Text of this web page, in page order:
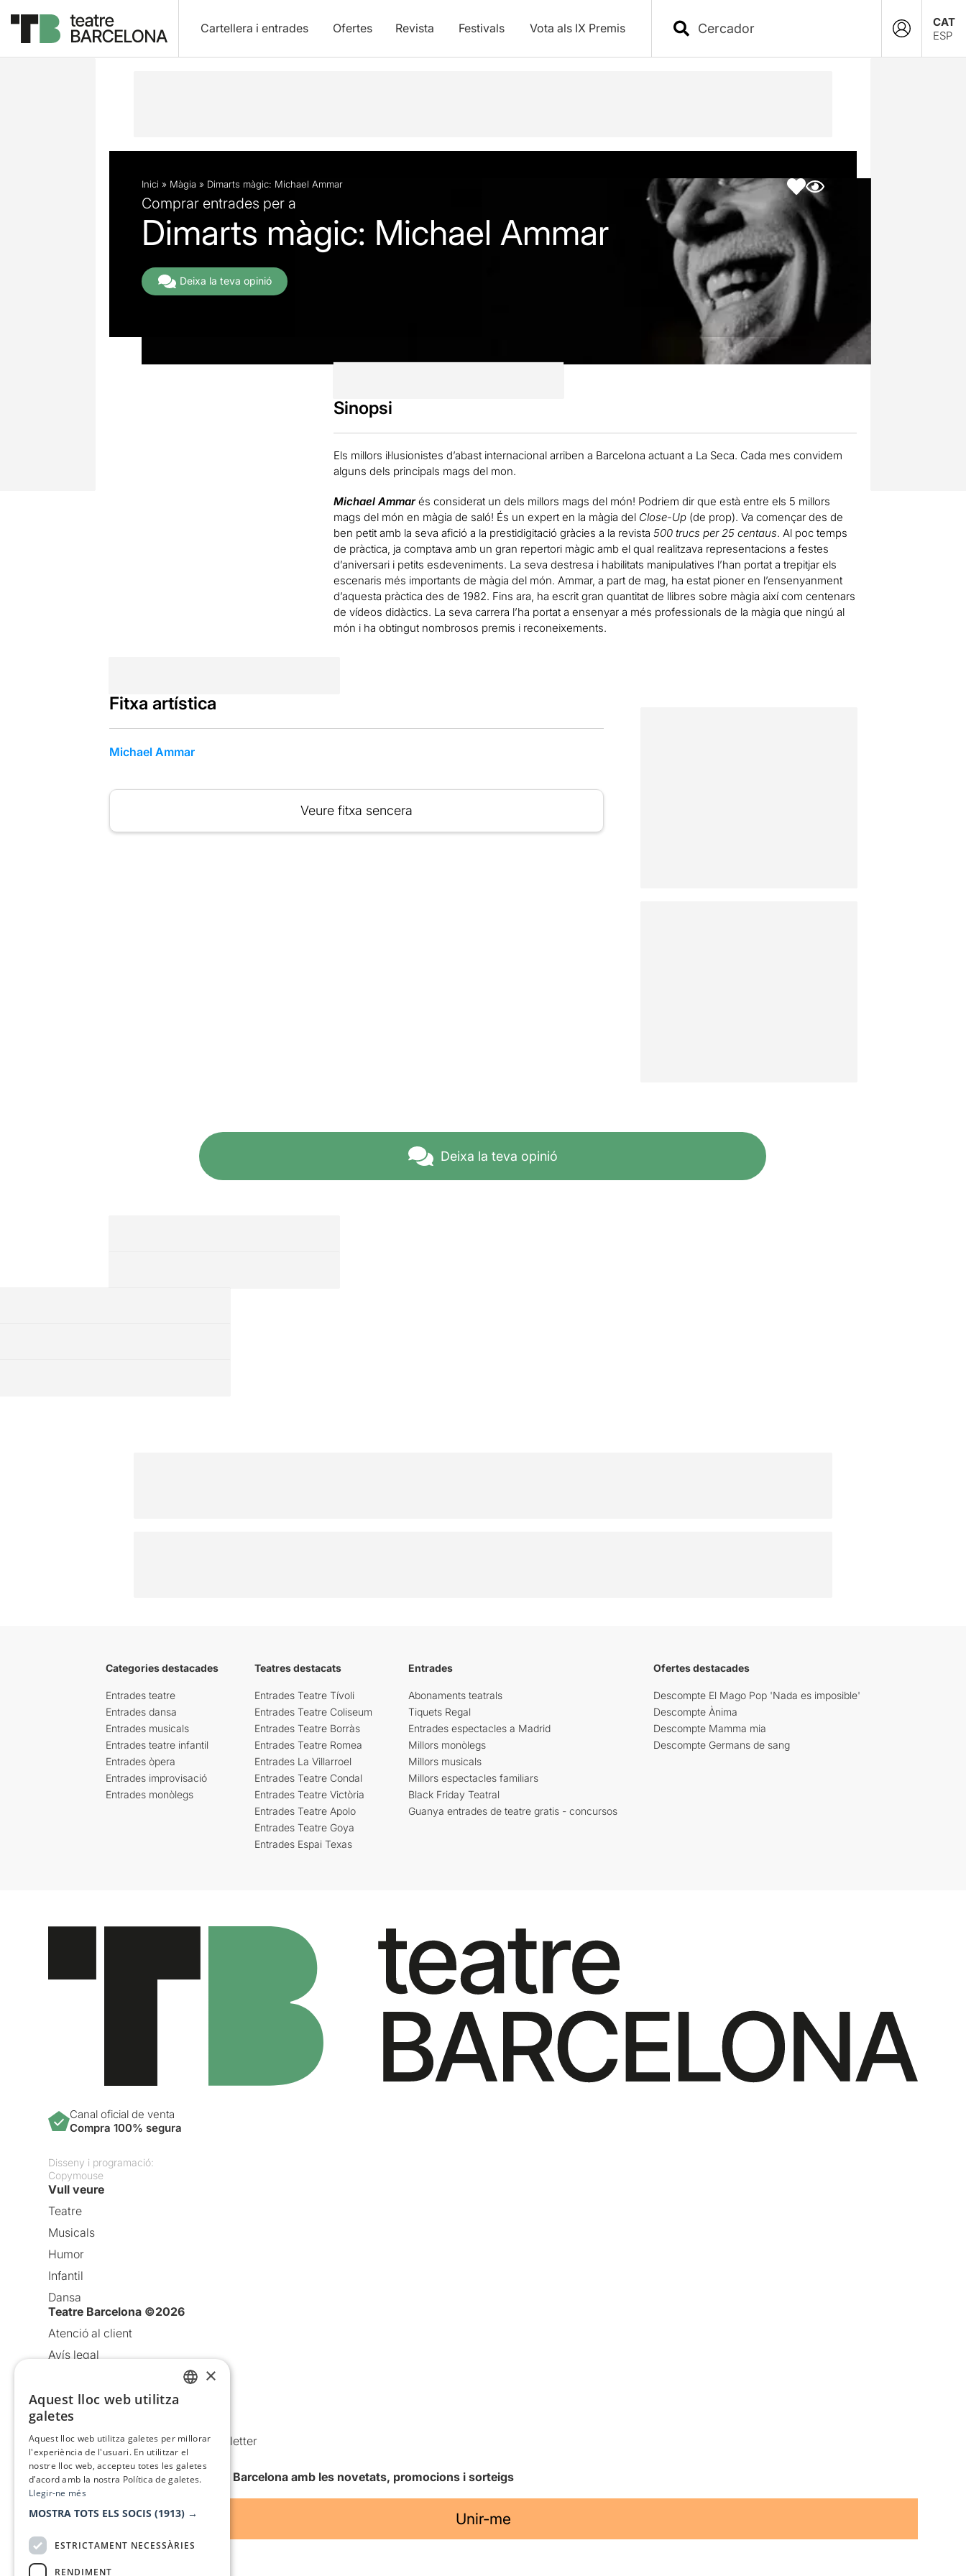
Cartellera i entrades Ofertes Revista Festivals Vota als IX Premis
CAT
ESP
Descripció Fitxa artística
Inici » Màgia » Dimarts màgic: Michael Ammar
Comprar entrades per a
Dimarts màgic: Michael Ammar
Deixa la teva opinió
Sinopsi
Els millors il·lusionistes d’abast internacional arriben a Barcelona actuant a La Seca. Cada mes convidem
alguns dels principals mags del mon.
Michael Ammarés considerat un dels millors mags del món! Podriem dir que està entre els 5 millors
mags del món en màgia de saló! És un expert en la màgia del Close-Up(de prop). Va començar des de
ben petit amb la seva afició a la prestidigitació gràcies a la revista 500 trucs per 25 centaus. Al poc temps
de pràctica, ja comptava amb un gran repertori màgic amb el qual realitzava representacions a festes
d’aniversari i petits esdeveniments. La seva destresa i habilitats manipulatives l’han portat a trepitjar els
escenaris més importants de màgia del món. Ammar, a part de mag, ha estat pioner en l’ensenyanment
d’aquesta pràctica des de 1982. Fins ara, ha escrit gran quantitat de llibres sobre màgia així com centenars
de vídeos didàctics. La seva carrera l’ha portat a ensenyar a més professionals de la màgia que ningú al
món i ha obtingut nombrosos premis i reconeixements.
Fitxa artística
Michael Ammar
Veure fitxa sencera
Deixa la teva opinió
Categories destacades
Entrades teatre
Entrades dansa
Entrades musicals
Entrades teatre infantil
Entrades òpera
Entrades improvisació
Entrades monòlegs
Teatres destacats
Entrades Teatre Tívoli
Entrades Teatre Coliseum
Entrades Teatre Borràs
Entrades Teatre Romea
Entrades La Villarroel
Entrades Teatre Condal
Entrades Teatre Victòria
Entrades Teatre Apolo
Entrades Teatre Goya
Entrades Espai Texas
Entrades
Abonaments teatrals
Tiquets Regal
Entrades espectacles a Madrid
Millors monòlegs
Millors musicals
Millors espectacles familiars
Black Friday Teatral
Guanya entrades de teatre gratis - concursos
Ofertes destacades
Descompte El Mago Pop 'Nada es imposible'
Descompte Ànima
Descompte Mamma mia
Descompte Germans de sang
Canal oficial de venta
Compra 100% segura
Disseny i programació:
Copymouse
Vull veure
Teatre
Musicals
Humor
Infantil
Dansa
Teatre Barcelona ©2026
Atenció al client
Avís legal
Política de cookies
Condicions d’ús
Comunicacions comercials i Newsletter
Anuncia’t
Vull rebre la newsletter de Teatre Barcelona amb les novetats, promocions i sorteigs
Unir-me
×
Aquest lloc web utilitza
galetes
Aquest lloc web utilitza galetes per millorar
l'experiència de l'usuari. En utilitzar el
nostre lloc web, accepteu totes les galetes
d’acord amb la nostra Política de galetes.
Llegir-ne més
MOSTRA TOTS ELS SOCIS (1913) →
ESTRICTAMENT NECESSÀRIES
RENDIMENT